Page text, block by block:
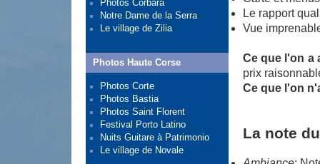
Le rapport
Vue
Ce que l'on a
prix
Ce que l'on
La note
Photos Corbara
Notre Dame de la Serra
Le village de Zilia
Photos Haute Corse
Photos Corte
Photos Bastia
Photos Saint Florent
Festival Porto Latino
Nuits Guitare à Patrimonio
Le village de Novale